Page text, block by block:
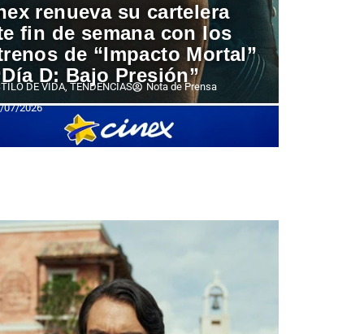
renueva su cartelera
fin de semana con los
de “Impacto Mortal”
D: Bajo Presión”
DE VIDA, TENDENCIAS
Nota de Prensa
07/2026